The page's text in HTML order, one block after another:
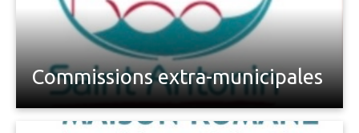
Commissions extra-municipales
Afin de renforcer la participation citoyenne, la
municipalité met progressivement en place des